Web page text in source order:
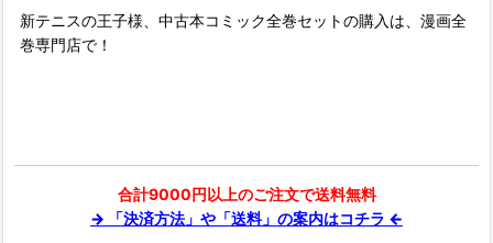
新テニスの王子様、中古本コミック全巻セットの購入は、漫画全
巻専門店で！
合計9000円以上のご注文で送料無料
→ 「決済方法」や「送料」の案内はコチラ ←